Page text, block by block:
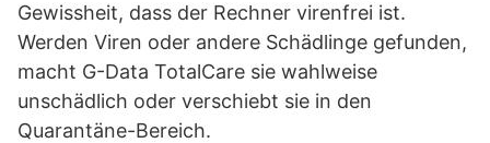
Gewissheit, dass der Rechner virenfrei ist.
Werden Viren oder andere Schädlinge gefunden,
macht G-Data TotalCare sie wahlweise
unschädlich oder verschiebt sie in den
Quarantäne-Bereich.